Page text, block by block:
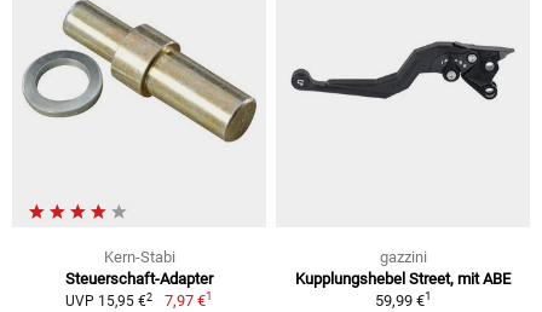
Kern-Stabi
Steuerschaft-Adapter
UVP 15,95 €2 7,97 €1
gazzini
Kupplungshebel Street, mit ABE
59,99 €1